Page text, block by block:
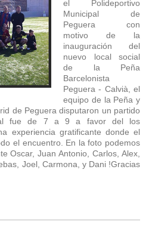
el Polideportivo
Municipal de
Peguera con
motivo de la
inauguración del
nuevo local social
de la Peña
Barcelonista
Peguera - Calvià, el
equipo de la Peña y
de Peguera disputaron un partido
fue de 7 a 9 a favor del los
experiencia gratificante donde el
el encuentro. En la foto podemos
Oscar, Juan Antonio, Carlos, Alex,
Joel, Carmona, y Dani !Gracias